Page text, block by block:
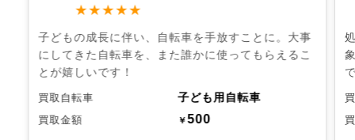
★★★★★
子どもの成長に伴い、自転車を手放すことに。大事
にしてきた自転車を、また誰かに使ってもらえるこ
とが嬉しいです！
買取自転車 子ども用自転車
買取金額 ￥500